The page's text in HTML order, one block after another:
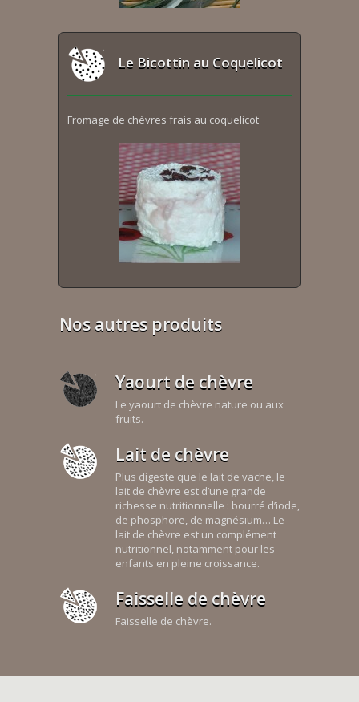
Le Bicottin au Coquelicot
Fromage de chèvres frais au coquelicot
Nos autres produits
Yaourt de chèvre
Le yaourt de chèvre nature ou aux
fruits.
Lait de chèvre
Plus digeste que le lait de vache, le
lait de chèvre est d’une grande
richesse nutritionnelle : bourré d’iode,
de phosphore, de magnésium… Le
lait de chèvre est un complément
nutritionnel, notamment pour les
enfants en pleine croissance.
Faisselle de chèvre
Faisselle de chèvre.